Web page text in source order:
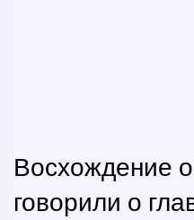
Восхождение
говорили о